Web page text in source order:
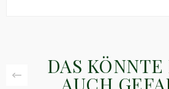
DAS